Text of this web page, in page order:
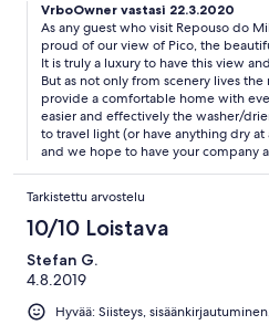
VrboOwner vastasi 22.3.2020
As any guest who visit Repouso do
proud of our view of Pico, the
It is truly a luxury to have this view
But as not only from scenery lives
provide a comfortable home with
easier and effectively the washer/
to travel light (or have anything dry
and we hope to have your company
Tarkistettu arvostelu
10/10 Loistava
Stefan G.
4.8.2019
Hyvää: Siisteys,